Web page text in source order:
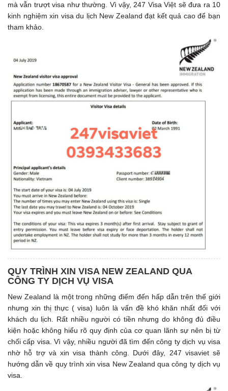
mà vẫn trượt visa như thường. Vì vậy, 247 Visa Việt sẽ đưa ra 10
kinh nghiệm xin visa du lịch New Zealand đạt kết quả cao để bạn
tham khảo.
QUY TRÌNH XIN VISA NEW ZEALAND QUA
CÔNG TY DỊCH VỤ VISA
New Zealand là một trong những điểm đến hấp dẫn trên thế giới
nhưng xin thị thực ( visa) luôn là vấn đề khó khăn nhất đối với
khách du lịch. Rất nhiều người có tiền nhưng do không đủ điều
kiện hoặc không hiểu rõ quy định của cơ quan lãnh sự nên bị từ
chối cấp visa. Vì vậy, nhiều người đã tìm đến công ty dịch vụ visa
nhờ hỗ trợ và xin visa thành công. Dưới đây, 247 visaviet sẽ
hướng dẫn về quy trình xin visa New Zealand qua công ty dịch vụ
visa.